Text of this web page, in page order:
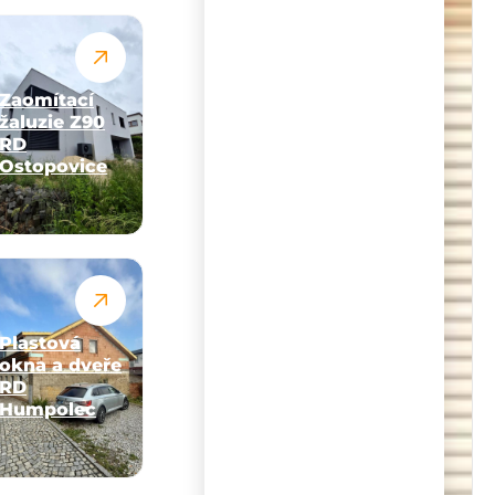
Zaomítací
žaluzie Z90
RD
Ostopovice
Plastová
okna a dveře
RD
Humpolec